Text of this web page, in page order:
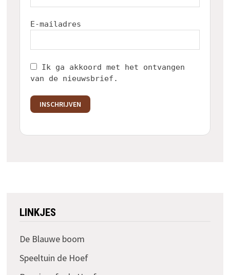
E-mailadres
Ik ga akkoord met het ontvangen
van de nieuwsbrief.
INSCHRIJVEN
LINKJES
De Blauwe boom
Speeltuin de Hoef